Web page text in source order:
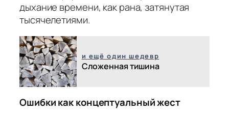
дыхание времени, как рана, затянутая
тысячелетиями.
и ещё один шедевр
Сложенная тишина
Ошибки как концептуальный жест